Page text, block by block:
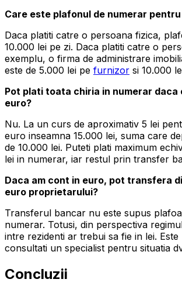
Care este plafonul de numerar
Daca platiti catre o persoana fizica,
10.000 lei pe zi. Daca platiti catre o
exemplu, o firma de administrare
este de 5.000 lei pe furnizor si 10.000
Pot plati toata chiria in numerar daca
euro?
Nu. La un curs de aproximativ 5 lei
euro inseamna 15.000 lei, suma care
de 10.000 lei. Puteti plati maximum
lei in numerar, iar restul prin transfer
Daca am cont in euro, pot transfera
euro proprietarului?
Transferul bancar nu este supus
numerar. Totusi, din perspectiva
intre rezidenti ar trebui sa fie in lei.
consultati un specialist pentru situatia
Concluzii